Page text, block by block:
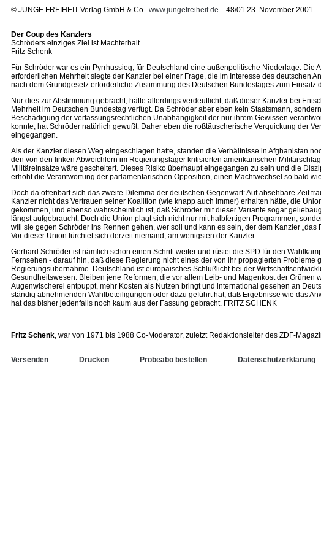
© JUNGE FREIHEIT Verlag GmbH & Co. www.jungefreiheit.de 48/01 23. November 2001
Der Coup des Kanzlers
Schröders einziges Ziel ist Machterhalt
Fritz Schenk
Für Schröder war es ein Pyrrhussieg, für Deutschland eine außenpolitische Niederlage:
erforderlichen Mehrheit siegte der Kanzler bei einer Frage, die im Interesse des deutschen
nach dem Grundgesetz erforderliche Zustimmung des Deutschen Bundestages zum
Nur dies zur Abstimmung gebracht, hätte allerdings verdeutlicht, daß dieser Kanzler bei
Mehrheit im Deutschen Bundestag verfügt. Da Schröder aber eben kein Staatsmann,
Beschädigung der verfassungsrechtlichen Unabhängigkeit der nur ihrem Gewissen
konnte, hat Schröder natürlich gewußt. Daher eben die roßtäuscherische Verquickung der
eingegangen.
Als der Kanzler diesen Weg eingeschlagen hatte, standen die Verhältnisse in Afghanistan
den von den linken Abweichlern im Regierungslager kritisierten amerikanischen
Militäreinsätze wäre gescheitert. Dieses Risiko überhaupt eingegangen zu sein und die
erhöht die Verantwortung der parlamentarischen Opposition, einen Machtwechsel so bald
Doch da offenbart sich das zweite Dilemma der deutschen Gegenwart: Auf absehbare Zeit
Kanzler nicht das Vertrauen seiner Koalition (wie knapp auch immer) erhalten hätte, die
gekommen, und ebenso wahrscheinlich ist, daß Schröder mit dieser Variante sogar
längst aufgebraucht. Doch die Union plagt sich nicht nur mit halbfertigen Programmen,
will sie gegen Schröder ins Rennen gehen, wer soll und kann es sein, der dem Kanzler
Vor dieser Union fürchtet sich derzeit niemand, am wenigsten der Kanzler.
Gerhard Schröder ist nämlich schon einen Schritt weiter und rüstet die SPD für den
Fernsehen - darauf hin, daß diese Regierung nicht eines der von ihr propagierten
Regierungsübernahme. Deutschland ist europäisches Schlußlicht bei der
Gesundheitswesen. Bleiben jene Reformen, die vor allem Leib- und Magenkost der
Augenwischerei entpuppt, mehr Kosten als Nutzen bringt und international gesehen an
ständig abnehmenden Wahlbeteiligungen oder dazu geführt hat, daß Ergebnisse wie das
hat das bisher jedenfalls noch kaum aus der Fassung gebracht. FRITZ SCHENK
Fritz Schenk, war von 1971 bis 1988 Co-Moderator, zuletzt Redaktionsleiter des ZDF-
Versenden Drucken Probeabo bestellen Datenschutzerklärung